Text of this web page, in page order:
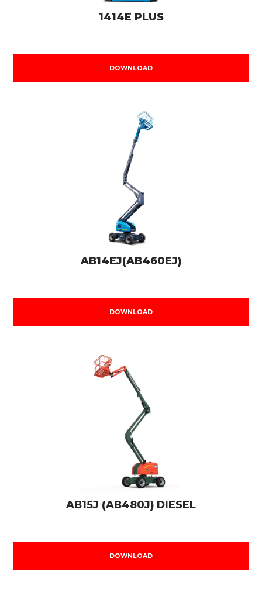
1414E PLUS
DOWNLOAD
AB14EJ(AB460EJ)
DOWNLOAD
AB15J (AB480J) DIESEL
DOWNLOAD